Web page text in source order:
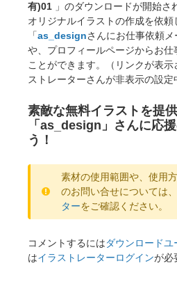
有)01 」のダウンロードが開始さ
オリジナルイラストの作成を依頼
「as_designさんにお仕事依頼
や、プロフィールページからお仕
ことができます。（リンクが表
ストレーターさんが非表示の設定
素敵な無料イラストを提
「as_design」さんに応
う！
素材の使用範囲や、使用
のお問い合せについては
ターをご確認ください。
コメントするにはダウンロード
はイラストレーターログインが必